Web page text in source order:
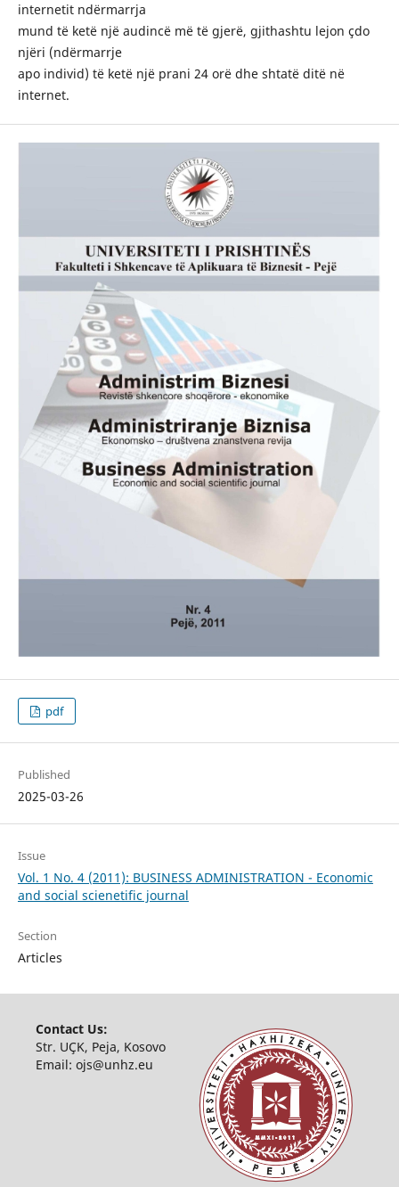
internetit ndërmarrja
mund të ketë një audincë më të gjerë, gjithashtu lejon çdo
njëri (ndërmarrje
apo individ) të ketë një prani 24 orë dhe shtatë ditë në
internet.
pdf
Published
2025-03-26
Issue
Vol. 1 No. 4 (2011): BUSINESS ADMINISTRATION - Economic
and social scienetific journal
Section
Articles
Contact Us:
Str. UÇK, Peja, Kosovo
Email: ojs@unhz.eu